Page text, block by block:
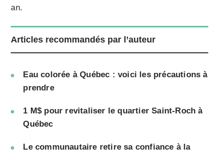
an.
Articles recommandés par l’auteur
Eau colorée à Québec : voici les précautions à
prendre
1 M$ pour revitaliser le quartier Saint-Roch à
Québec
Le communautaire retire sa confiance à la